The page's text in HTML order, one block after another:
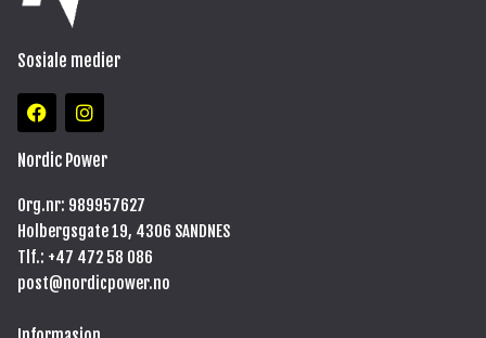
Sosiale medier
F
a
e
o
o
k
I
n
t
g
r
a
m
Nordic Power
Org.nr: 989957627
Holbergsgate 19, 4306 SANDNES
Tlf.: +47 472 58 086
post@nordicpower.no